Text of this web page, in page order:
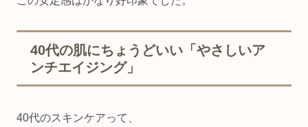
40代の肌にちょうどいい「やさしいア
ンチエイジング」
40代のスキンケアって、